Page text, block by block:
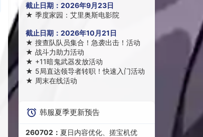
截止日期： 2026年9月23日
★ 季度家园：艾里奥斯电影院
截止日期： 2026年10月21日
★ 搜查队队员集合！急袭出击！活动
★ 战斗力助力活动
★ +11暗鬼武器发放活动
★ 5局直达领导者转职！快速入门活动
★ 周末在线活动
韩服夏季更新预告
260702： 夏日内容优化、搓宝机优